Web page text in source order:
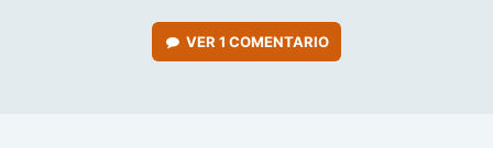
VER 1 COMENTARIO